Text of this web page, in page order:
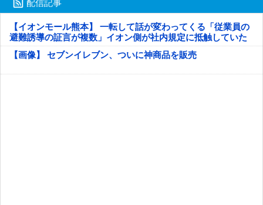
配信記事
【イオンモール熊本】 一転して話が変わってくる「従業員の
避難誘導の証言が複数」イオン側が社内規定に抵触していた
疑い
【画像】 セブンイレブン、ついに神商品を販売